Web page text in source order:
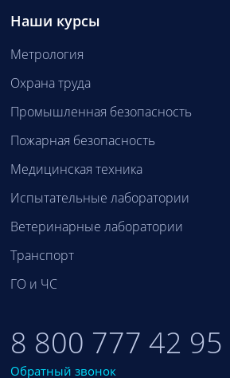
Наши курсы
Метрология
Охрана труда
Промышленная безопасность
Пожарная безопасность
Медицинская техника
Испытательные лаборатории
Ветеринарные лаборатории
Транспорт
ГО и ЧС
8 800 777 42 95
Обратный звонок